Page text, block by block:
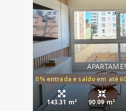
20% entrada e saldo em até
143.31 m² 90.09 m²